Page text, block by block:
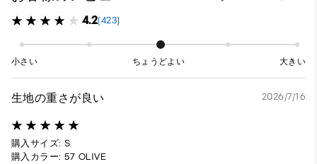
4.2(423)
小さい ちょうどよい 大きい
生地の重さが良い 2026/7/16
購入サイズ: S
購入カラー: 57 OLIVE